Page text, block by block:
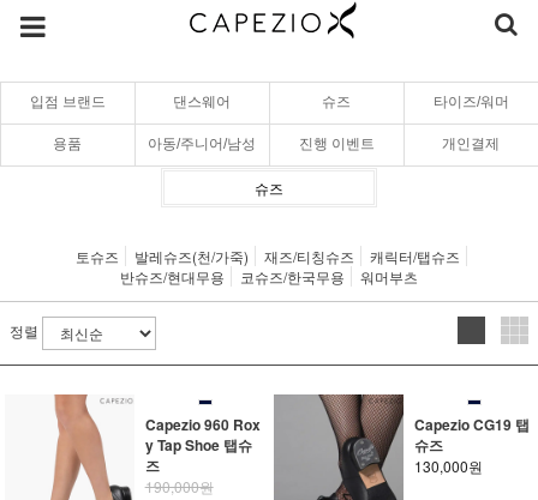
입점 브랜드 댄스웨어 슈즈 타이즈/워머
용품 아동/주니어/남성 진행 이벤트 개인결제
슈즈
토슈즈 발레슈즈(천/가죽) 재즈/티칭슈즈
캐릭터/탭슈즈
반슈즈/현대무용
코슈즈/한국무용 워머부츠
정렬
Capezio 960 Rox
y Tap Shoe 탭슈
즈
190,000원
Capezio CG19 탭
슈즈
130,000원